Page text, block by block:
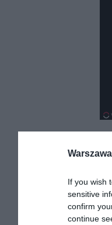
If you wish
sensitive
confirm
continue